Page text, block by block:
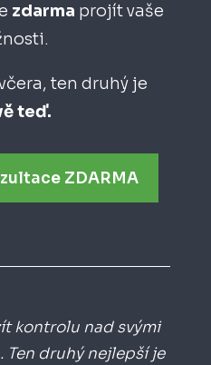
zdarma projít vaše
ten druhý je
teď.
ZDARMA
kontrolu nad svými
Ten druhý nejlepší je